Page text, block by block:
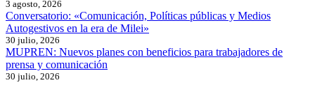
3 agosto, 2026
Conversatorio: «Comunicación, Políticas públicas y Medios
Autogestivos en la era de Milei»
30 julio, 2026
MUPREN: Nuevos planes con beneficios para trabajadores de
prensa y comunicación
30 julio, 2026